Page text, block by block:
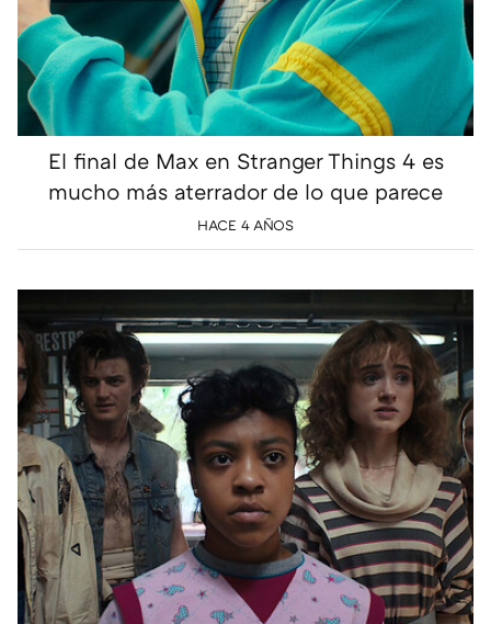
El final de Max en Stranger Things 4 es
mucho más aterrador de lo que parece
HACE 4 AÑOS